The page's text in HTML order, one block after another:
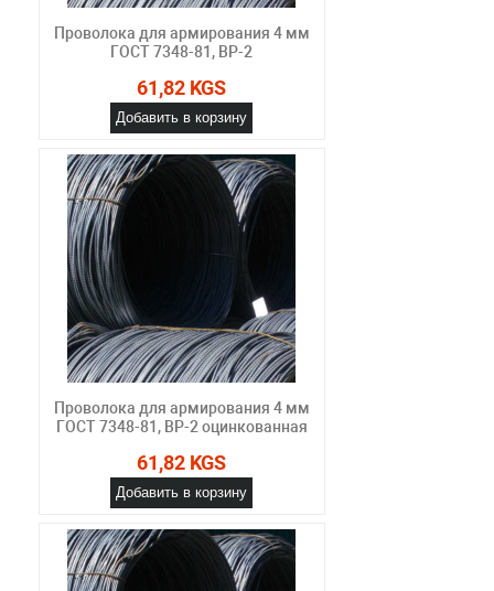
Проволока для армирования 4 мм
ГОСТ 7348-81, ВР-2
61,82 KGS
Добавить в корзину
Проволока для армирования 4 мм
ГОСТ 7348-81, ВР-2 оцинкованная
61,82 KGS
Добавить в корзину